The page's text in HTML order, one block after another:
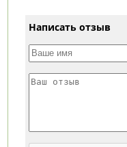
Написать отзыв